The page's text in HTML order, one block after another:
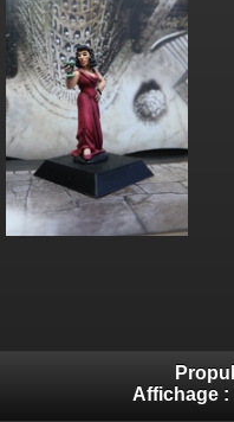
Affichage :